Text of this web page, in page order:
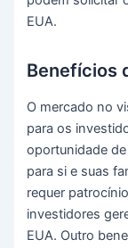
EUA.
Benefícios
O mercado no
para os
oportunidade
para si e suas
requer
investidores
EUA. Outro